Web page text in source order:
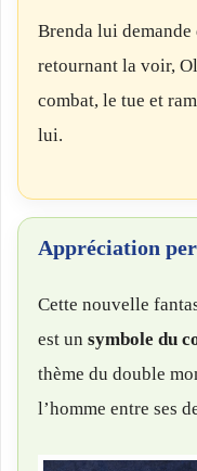
Brenda lui demande
retournant la voir,
combat, le tue et
lui.
Appréciation
Cette nouvelle
est un symbole du
thème du double
l’homme entre ses